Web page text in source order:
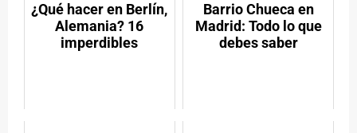
¿Qué hacer en Berlín,
Alemania? 16
imperdibles
Barrio Chueca en
Madrid: Todo lo que
debes saber